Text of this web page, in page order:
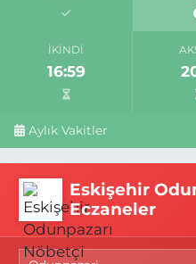
İKINDI
16:59
Aylık Vakitler
Eskişehir
Eczaneler